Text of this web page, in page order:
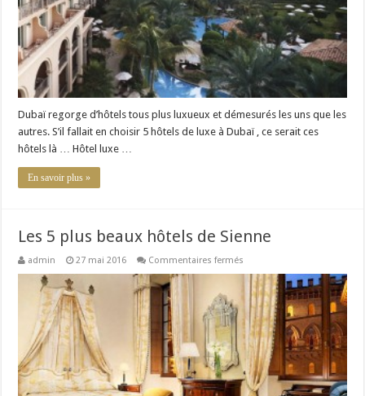
Dubaï
Dubaï regorge d’hôtels tous plus luxueux et démesurés les uns que les
autres. S’il fallait en choisir 5 hôtels de luxe à Dubaï , ce serait ces
hôtels là … Hôtel luxe …
En savoir plus »
Les 5 plus beaux hôtels de Sienne
admin 27 mai 2016 Commentaires fermés
plus
beaux
hôtels
de
Sienne